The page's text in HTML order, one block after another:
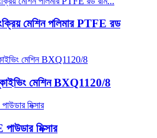
মেশিন পলিমার PTFE রড
মেশিন BXQ1120/8
মিক্সার